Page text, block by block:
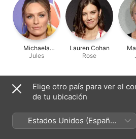
Michaela
McManus
Jules
Lauren Cohan
Rose
Ficha técnica
2011
Duración
Elige otro país para ver el
de tu ubicación
Estados Unidos (Español
México)